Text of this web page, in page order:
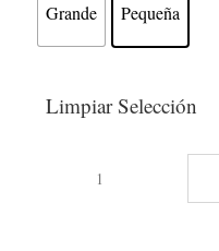
Grande Pequeña
Limpiar Selección